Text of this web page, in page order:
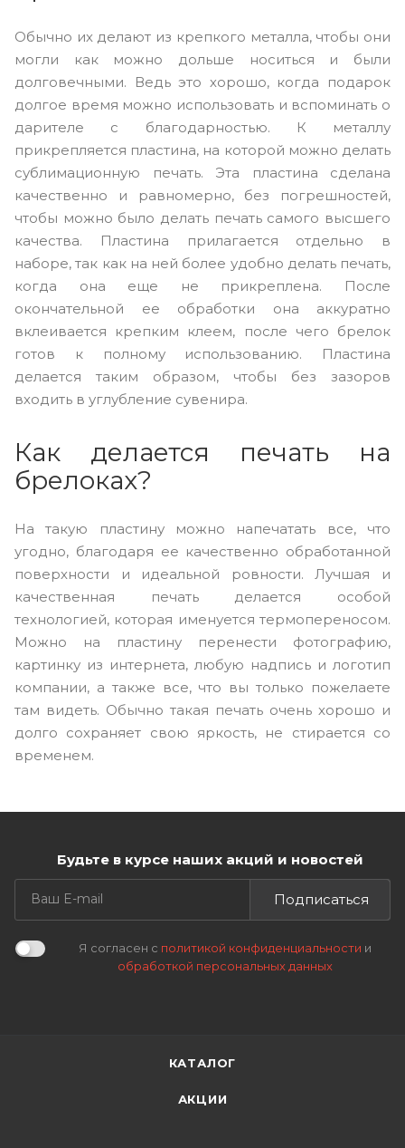
Обычно их делают из крепкого металла, чтобы они
могли как можно дольше носиться и были
долговечными. Ведь это хорошо, когда подарок
долгое время можно использовать и вспоминать о
дарителе с благодарностью. К металлу
прикрепляется пластина, на которой можно делать
сублимационную печать. Эта пластина сделана
качественно и равномерно, без погрешностей,
чтобы можно было делать печать самого высшего
качества. Пластина прилагается отдельно в
наборе, так как на ней более удобно делать печать,
когда она еще не прикреплена. После
окончательной ее обработки она аккуратно
вклеивается крепким клеем, после чего брелок
готов к полному использованию. Пластина
делается таким образом, чтобы без зазоров
входить в углубление сувенира.
Как делается печать на
брелоках?
На такую пластину можно напечатать все, что
угодно, благодаря ее качественно обработанной
поверхности и идеальной ровности. Лучшая и
качественная печать делается особой
технологией, которая именуется термопереносом.
Можно на пластину перенести фотографию,
картинку из интернета, любую надпись и логотип
компании, а также все, что вы только пожелаете
там видеть. Обычно такая печать очень хорошо и
долго сохраняет свою яркость, не стирается со
временем.
Будьте в курсе наших акций и новостей
Подписаться
Я согласен с политикой конфиденциальности и
обработкой персональных данных
КАТАЛОГ
АКЦИИ